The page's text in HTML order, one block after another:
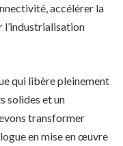
accélérer la
qui libère pleinement
solides et un
transformer
en mise en œuvre